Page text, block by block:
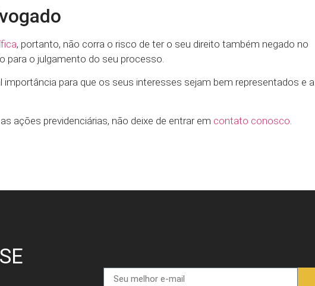
, portanto, não corra o risco de ter o seu direito também negado no
para o julgamento do seu processo.
importância para que os seus interesses sejam bem representados e a
ações previdenciárias, não deixe de entrar em contato conosco